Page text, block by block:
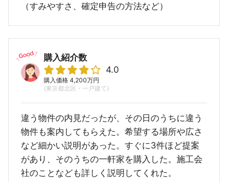
（すみやすさ、確定申告の方法など）
購入紹介数
4.0
購入価格 4,200万円
(東京都北区・一戸建て)
違う物件の内見だったが、その日のうちに違う
物件も案内してもらえた。希望する場所や広さ
など細かい説明があった。すぐに3件ほど提案
があり、そのうちの一軒家を購入した。施工会
社のことなども詳しく説明してくれた。